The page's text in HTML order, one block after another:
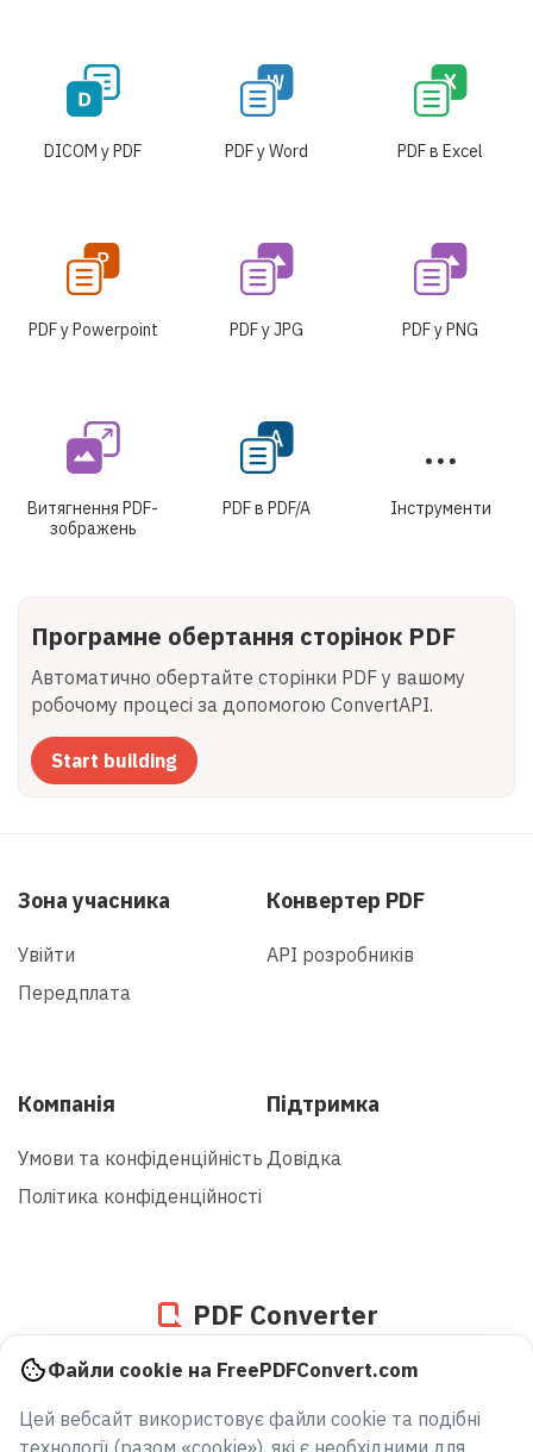
DICOM у PDF PDF у Word PDF в Excel
PDF у Powerpoint PDF у JPG PDF у PNG
Витягнення PDF-
зображень
PDF в PDF/A Інструменти
Програмне обертання сторінок PDF
Автоматично обертайте сторінки PDF у вашому
робочому процесі за допомогою ConvertAPI.
Start building
Зона учасника
Увійти
Передплата
Конвертер PDF
API розробників
Компанія
Умови та конфіденційність
Політика конфіденційності
Підтримка
Довідка
PDF Converter
файлів, перетворених з 2005 року
Файли cookie на FreePDFConvert.com
Цей вебсайт використовує файли cookie та подібні
технології (разом «cookie»), які є необхідними для